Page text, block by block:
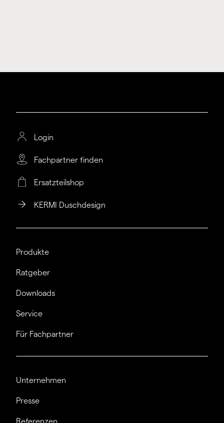
Login
Fachpartner finden
Ersatzteilshop
KERMI Duschdesign
Produkte
Ratgeber
Downloads
Service
Für Fachpartner
Unternehmen
Presse
Referenzen